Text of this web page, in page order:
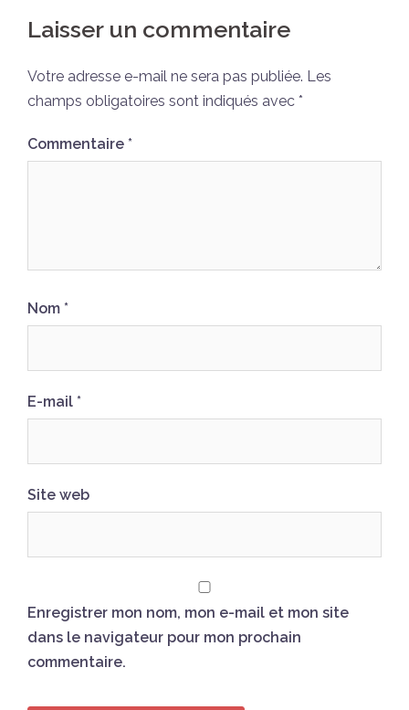
Laisser un commentaire
Votre adresse e-mail ne sera pas publiée. Les
champs obligatoires sont indiqués avec *
Commentaire *
Nom *
E-mail *
Site web
Enregistrer mon nom, mon e-mail et mon site
dans le navigateur pour mon prochain
commentaire.